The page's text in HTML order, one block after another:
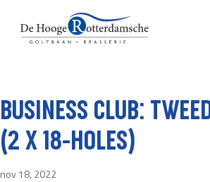
BUSINESS CLUB:
(2 X 18-HOLES)
nov 18, 2022